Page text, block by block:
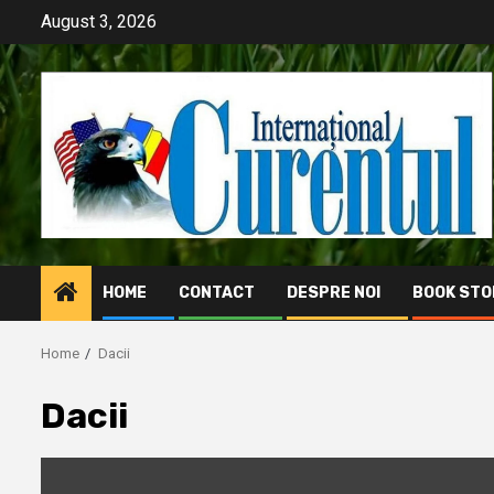
content
August 3, 2026
HOME CONTACT DESPRE NOI BOOK
Home Dacii
Dacii